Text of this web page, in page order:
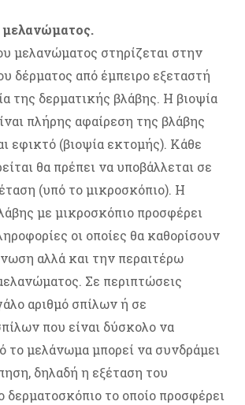
μελανώματος στηρίζεται στην
δέρματος από έμπειρο εξεταστή
της δερματικής βλάβης. Η βιοψία
πλήρης αφαίρεση της βλάβης
εφικτό (βιοψία εκτομής). Κάθε
θα πρέπει να υποβάλλεται σε
(υπό το μικροσκόπιο). Η
με μικροσκόπιο προσφέρει
οι οποίες θα καθορίσουν
αλλά και την περαιτέρω
Σε περιπτώσεις
αριθμό σπίλων ή σε
που είναι δύσκολο να
το μελάνωμα μπορεί να συνδράμει
δηλαδή η εξέταση του
δερματοσκόπιο το οποίο προσφέρει